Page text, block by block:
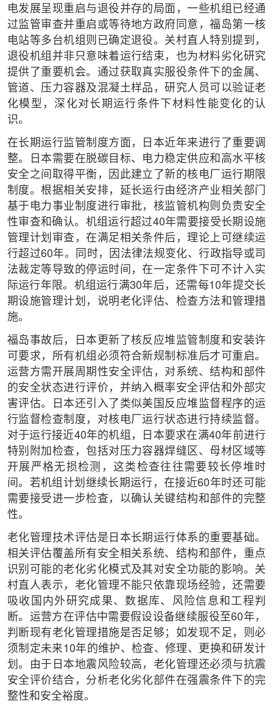
电发展呈现重启与退役并存的局面，一些机组已经通
过监管审查并重启或等待地方政府同意，福岛第一核
电站等多台机组则已确定退役。关村直人特别提到，
退役机组并非只意味着运行结束，也为材料劣化研究
提供了重要机会。通过获取真实服役条件下的金属、
管道、压力容器及混凝土样品，研究人员可以验证老
化模型，深化对长期运行条件下材料性能变化的认
识。
在长期运行监管制度方面，日本近年来进行了重要调
整。日本需要在脱碳目标、电力稳定供应和高水平核
安全之间取得平衡，因此建立了新的核电厂运行期限
制度。根据相关安排，延长运行由经济产业相关部门
基于电力事业制度进行审批，核监管机构则负责安全
性审查和确认。机组运行超过40年需要接受长期设施
管理计划审查，在满足相关条件后，理论上可继续运
行超过60年。同时，因法律法规变化、行政指导或司
法裁定等导致的停运时间，在一定条件下可不计入实
际运行年限。机组运行满30年后，还需每10年提交长
期设施管理计划，说明老化评估、检查方法和管理措
施。
福岛事故后，日本更新了核反应堆监管制度和安装许
可要求，所有机组必须符合新规制标准后才可重启。
运营方需开展周期性安全评估，对系统、结构和部件
的安全状态进行评价，并纳入概率安全评估和外部灾
害评估。日本还引入了类似美国反应堆监督程序的运
行监督检查制度，对核电厂运行状态进行持续监督。
对于运行接近40年的机组，日本要求在满40年前进行
特别附加检查，包括对压力容器焊缝区、母材区域等
开展严格无损检测，这类检查往往需要较长停堆时
间。若机组计划继续长期运行，在接近60年时还可能
需要接受进一步检查，以确认关键结构和部件的完整
性。
老化管理技术评估是日本长期运行体系的重要基础。
相关评估覆盖所有安全相关系统、结构和部件，重点
识别可能的老化劣化模式及其对安全功能的影响。关
村直人表示，老化管理不能只依靠现场经验，还需要
吸收国内外研究成果、数据库、风险信息和工程判
断。运营方在评估中需要假设设备继续服役至60年，
判断现有老化管理措施是否足够；如发现不足，则必
须制定未来10年的维护、检查、修理、更换和研发计
划。由于日本地震风险较高，老化管理还必须与抗震
安全评价结合，分析老化劣化部件在强震条件下的完
整性和安全裕度。